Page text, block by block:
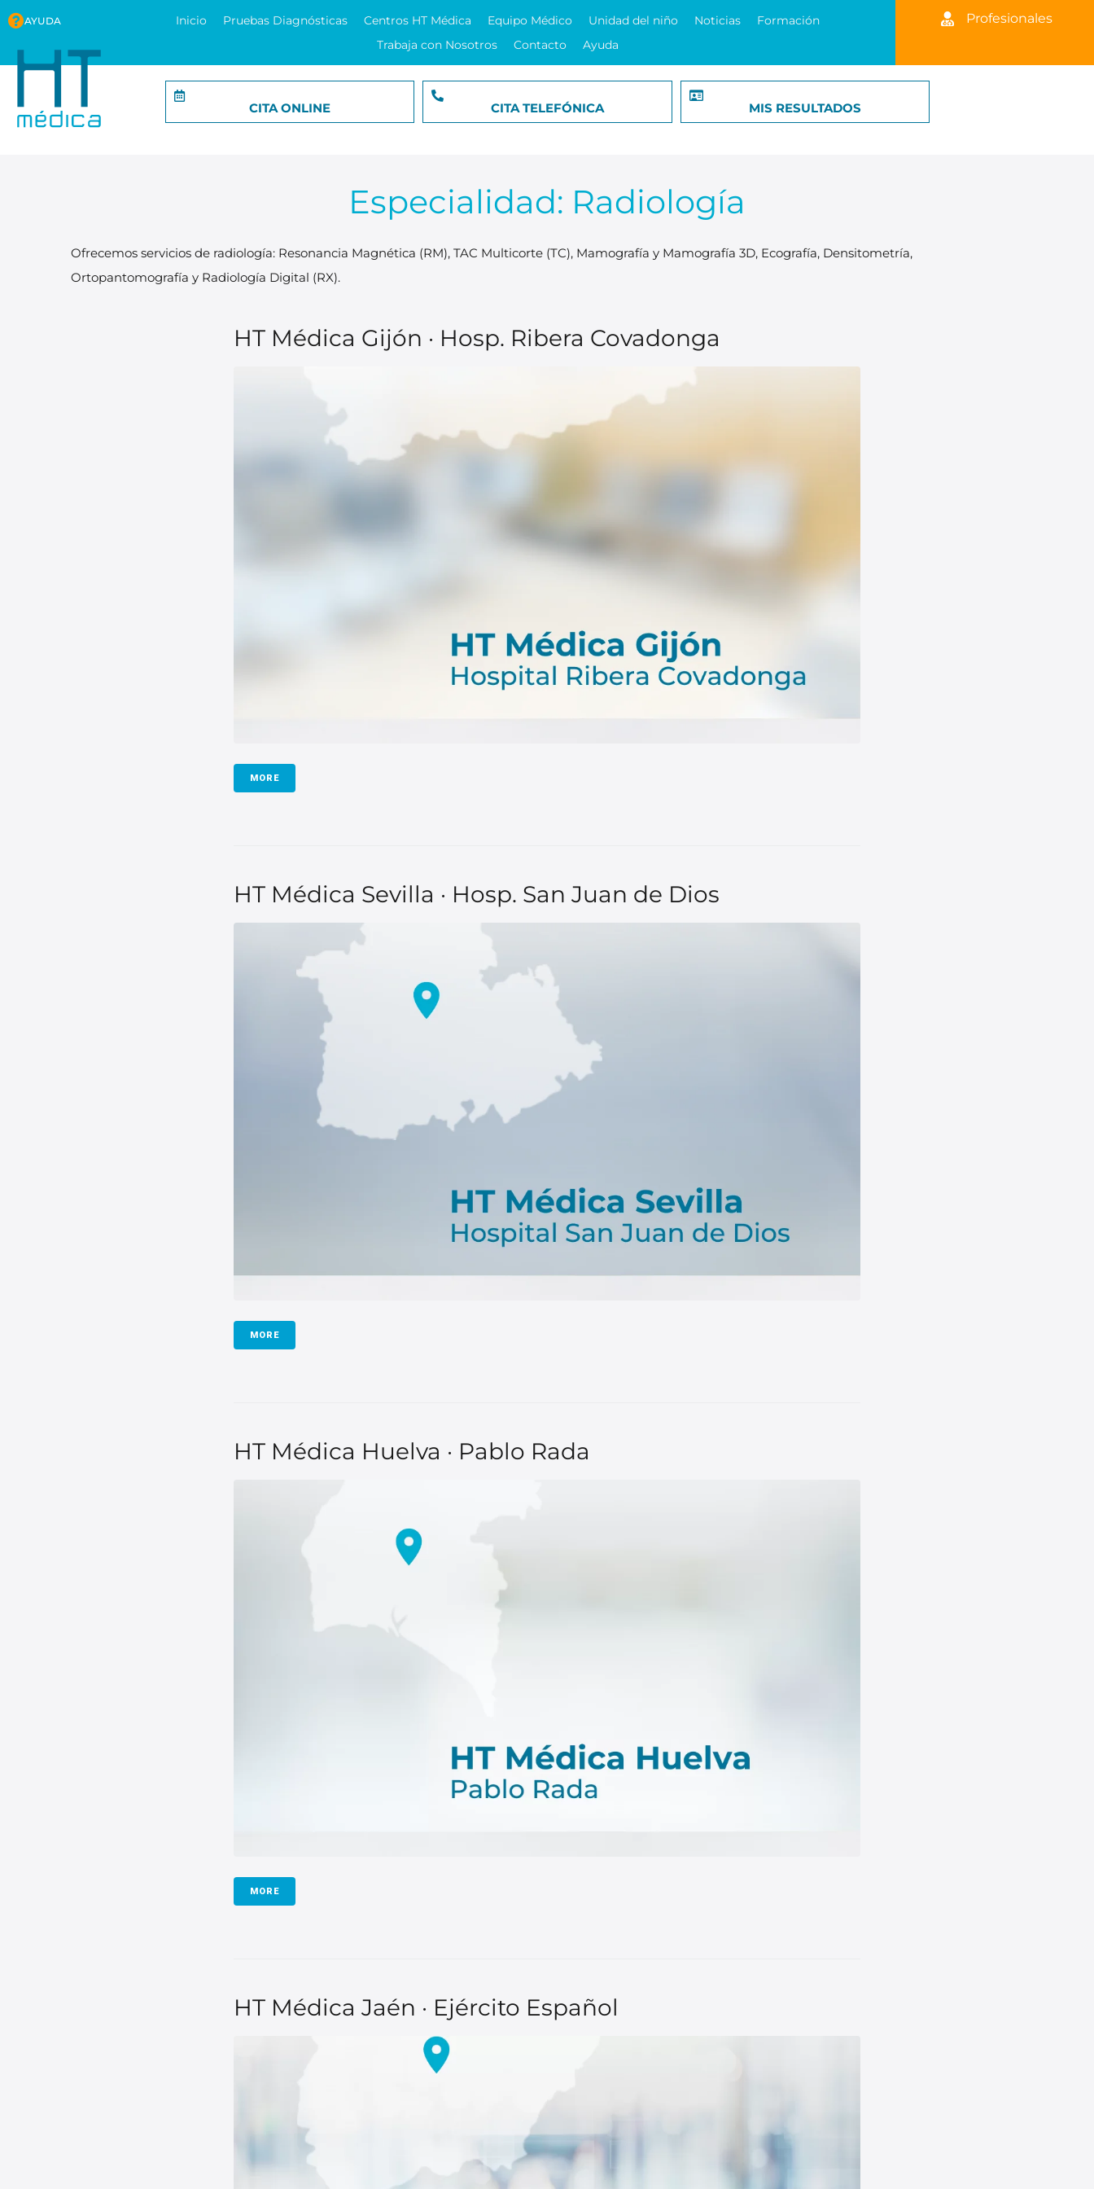
AYUDA Inicio Pruebas Diagnósticas Centros HT Médica Equipo Médico Unidad del niño Noticias
Formación
Trabaja con Nosotros
Contacto Ayuda
Profesionales
CITA ONLINE CITA TELEFÓNICA MIS RESULTADOS
Especialidad: Radiología
Ofrecemos servicios de radiología: Resonancia Magnética (RM), TAC Multicorte (TC), Mamografía y Mamografía 3D, Ecografía, Densitometría,
Ortopantomografía y Radiología Digital (RX).
HT Médica Gijón · Hosp. Ribera Covadonga
MORE
HT Médica Sevilla · Hosp. San Juan de Dios
MORE
HT Médica Huelva · Pablo Rada
MORE
HT Médica Jaén · Ejército Español